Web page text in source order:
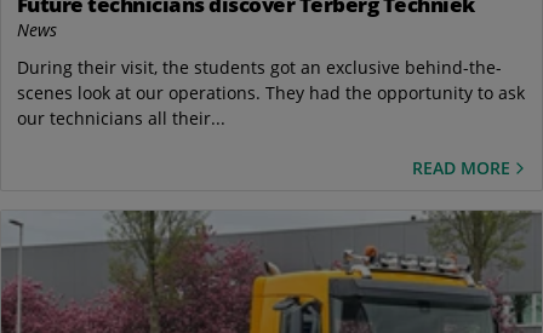
News
During their visit, the students got an exclusive behind-the-
scenes look at our operations. They had the opportunity to ask
our technicians all their...
READ MORE